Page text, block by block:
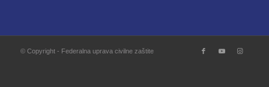
© Copyright - Federalna uprava civilne zaštite